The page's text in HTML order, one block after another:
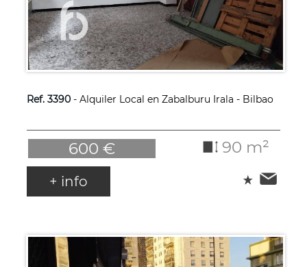
Ref. 3390- Alquiler Local en Zabalburu Irala - Bilbao
600 € 90 m²
+ info